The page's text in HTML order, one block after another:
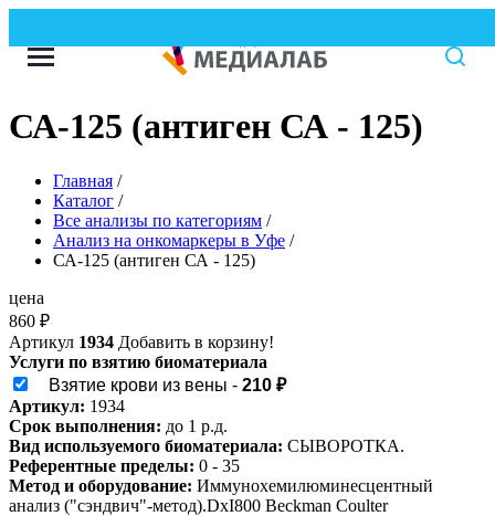
СА-125 (антиген СА - 125)
Главная /
Каталог /
Все анализы по категориям /
Анализ на онкомаркеры в Уфе /
СА-125 (антиген СА - 125)
цена
860 ₽
Артикул 1934 Добавить в корзину!
Услуги по взятию биоматериала
Взятие крови из вены - 210 ₽
Артикул: 1934
Срок выполнения: до 1 р.д.
Вид используемого биоматериала: СЫВОРОТКА.
Референтные пределы: 0 - 35
Метод и оборудование: Иммунохемилюминесцентный
анализ ("сэндвич"-метод).DxI800 Beckman Coulter